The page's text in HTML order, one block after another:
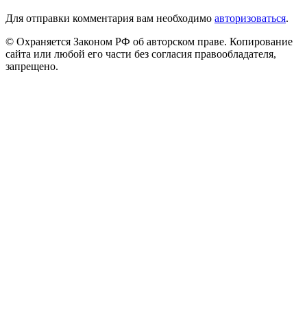
Для отправки комментария вам необходимо авторизоваться.
© Охраняется Законом РФ об авторском праве. Копирование
сайта или любой его части без согласия правообладателя,
запрещено.